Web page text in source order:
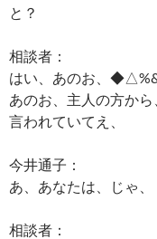
と？
相談者：
はい、あのお、◆△%&
あのお、主人の方か
言われていてえ、
今井通子：
あ、あなたは、じゃ、
相談者：